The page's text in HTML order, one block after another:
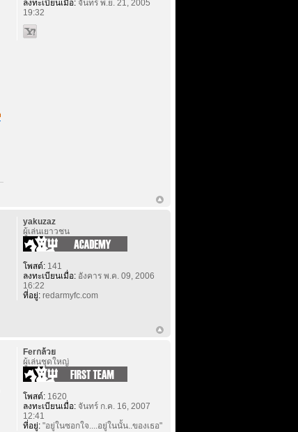
ลงทะเบียนเมื่อ:จันทร์ พ.ย. 21, 2005
19:32
yakuzaz
ผู้เล่นเยาวชน
โพสต์:141
ลงทะเบียนเมื่อ:อังคาร พ.ค. 09, 2006
16:22
ที่อยู่:redarmyfc.com
Ferกล้วย
ผู้เล่นชุดใหญ่
โพสต์:1620
ลงทะเบียนเมื่อ:จันทร์ ก.ค. 16, 2007
12:41
ที่อยู่:"อยู่ในซอกใจ....อยู่ในนั้น..ของเธอ"